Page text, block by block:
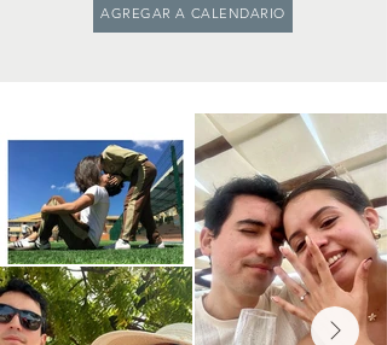
AGREGAR A CALENDARIO